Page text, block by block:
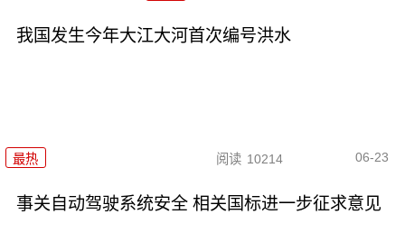
我国发生今年大江大河首次编号洪水
最热 阅读 10214 06-23
事关自动驾驶系统安全 相关国标进一步征求意见